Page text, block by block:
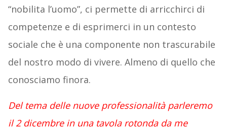
“nobilita l’uomo”, ci permette di arricchirci di
competenze e di esprimerci in un contesto
sociale che è una componente non trascurabile
del nostro modo di vivere. Almeno di quello che
conosciamo finora.
Del tema delle nuove professionalità parleremo
il 2 dicembre in una tavola rotonda da me